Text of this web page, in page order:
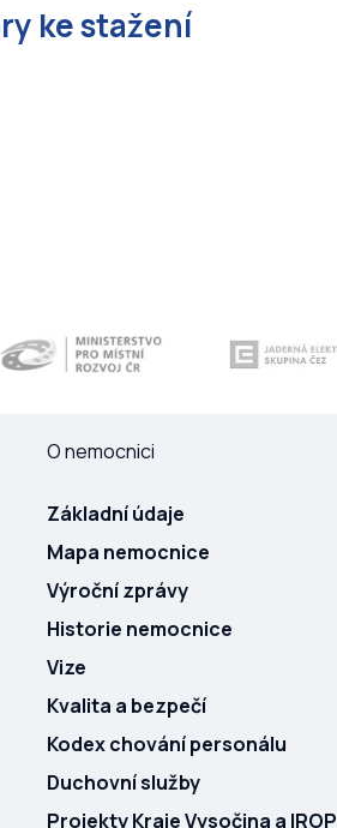
ke stažení
O nemocnici
Základní údaje
Mapa nemocnice
Výroční zprávy
Historie nemocnice
Vize
Kvalita a bezpečí
Kodex chování personálu
Duchovní služby
Projekty Kraje Vysočina a IROP